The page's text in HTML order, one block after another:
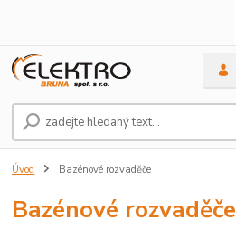
Úvod Bazénové rozvaděče
Bazénové rozvaděče